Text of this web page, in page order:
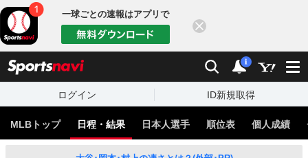
一球ごとの速報はアプリで
検索 通知
i
ログイン ID新規取得
MLBトップ 日程・結果 日本人選手 順位表 個人成績